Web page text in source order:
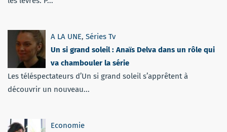
A LA UNE, Séries Tv
Un si grand soleil : Anaïs Delva dans un rôle qui
va chambouler la série
Les téléspectateurs d’Un si grand soleil s’apprêtent à
découvrir un nouveau...
Economie